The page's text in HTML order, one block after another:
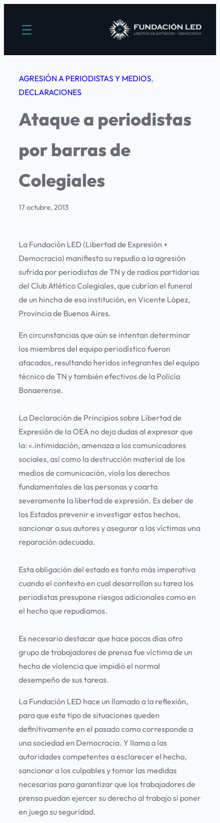
AGRESIÓN A PERIODISTAS Y MEDIOS
DECLARACIONES
Ataque a periodistas
por barras de
Colegiales
17 octubre, 2013
La Fundación LED (Libertad de Expresión +
Democracia) manifiesta su repudio a la agresión
sufrida por periodistas de TN y de radios partidarias
del Club Atlético Colegiales, que cubrían el funeral
de un hincha de esa institución, en Vicente López,
Provincia de Buenos Aires.
En circunstancias que aún se intentan determinar
los miembros del equipo periodístico fueron
atacados, resultando heridos integrantes del equipo
técnico de TN y también efectivos de la Policía
Bonaerense.
La Declaración de Principios sobre Libertad de
Expresión de la OEA no deja dudas al expresar que
la: «.intimidación, amenaza a los comunicadores
sociales, así como la destrucción material de los
medios de comunicación, viola los derechos
fundamentales de las personas y coarta
severamente la libertad de expresión. Es deber de
los Estados prevenir e investigar estos hechos,
sancionar a sus autores y asegurar a las víctimas una
reparación adecuada.
Esta obligación del estado es tanto más imperativa
cuando el contexto en cual desarrollan su tarea los
periodistas presupone riesgos adicionales como en
el hecho que repudiamos.
Es necesario destacar que hace pocos días otro
grupo de trabajadores de prensa fue víctima de un
hecho de violencia que impidió el normal
desempeño de sus tareas.
La Fundación LED hace un llamado a la reflexión,
para que este tipo de situaciones queden
definitivamente en el pasado como corresponde a
una sociedad en Democracia. Y llama a las
autoridades competentes a esclarecer el hecho,
sancionar a los culpables y tomar las medidas
necesarias para garantizar que los trabajadores de
prensa puedan ejercer su derecho al trabajo si poner
en juego su seguridad.